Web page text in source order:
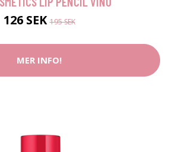
126 SEK195 SEK
MER INFO!